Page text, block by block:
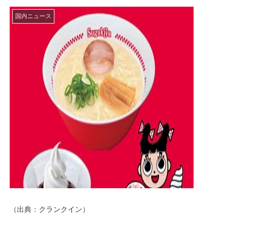
国内ニュース
（出典： クランクイン ）